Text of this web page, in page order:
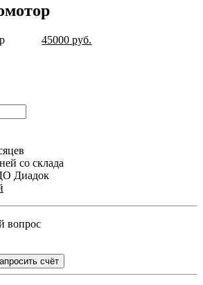
45000 руб.
со склада
Диадок
вопрос
счёт